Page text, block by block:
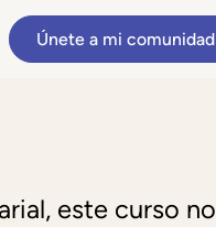
Únete a mi comunidad
este curso no